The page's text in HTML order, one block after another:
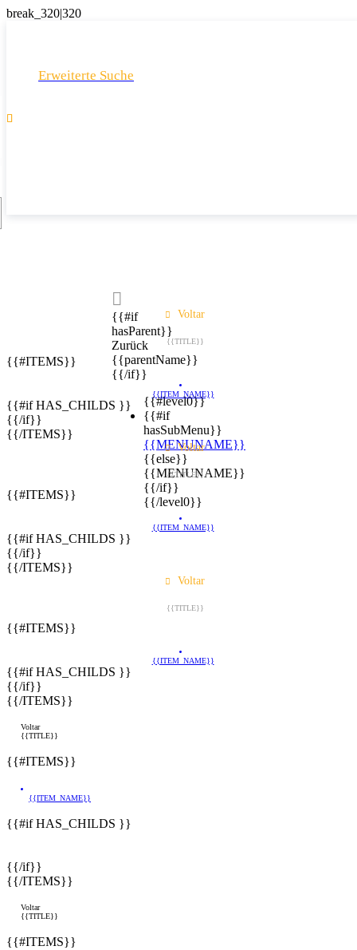
Erweiterte Suche

{{#if
hasParent}}
Zurück
{{parentName}}
{{/if}}
{{#level0}}
{{#if
hasSubMenu}}
{{MENUNAME}}
{{else}}
{{MENUNAME}}
{{/if}}
{{/level0}}
Voltar
{{TITLE}}
{{#ITEMS}}
{{ITEM_NAME}}
{{#if HAS_CHILDS }}
{{/if}}
{{/ITEMS}}
Voltar
{{TITLE}}
{{#ITEMS}}
{{ITEM_NAME}}
{{#if HAS_CHILDS }}
{{/if}}
{{/ITEMS}}
Voltar
{{TITLE}}
{{#ITEMS}}
{{ITEM_NAME}}
{{#if HAS_CHILDS }}
{{/if}}
{{/ITEMS}}
Voltar
{{TITLE}}
{{#ITEMS}}
{{ITEM_NAME}}
{{#if HAS_CHILDS }}
{{/if}}
{{/ITEMS}}
Voltar
{{TITLE}}
{{#ITEMS}}